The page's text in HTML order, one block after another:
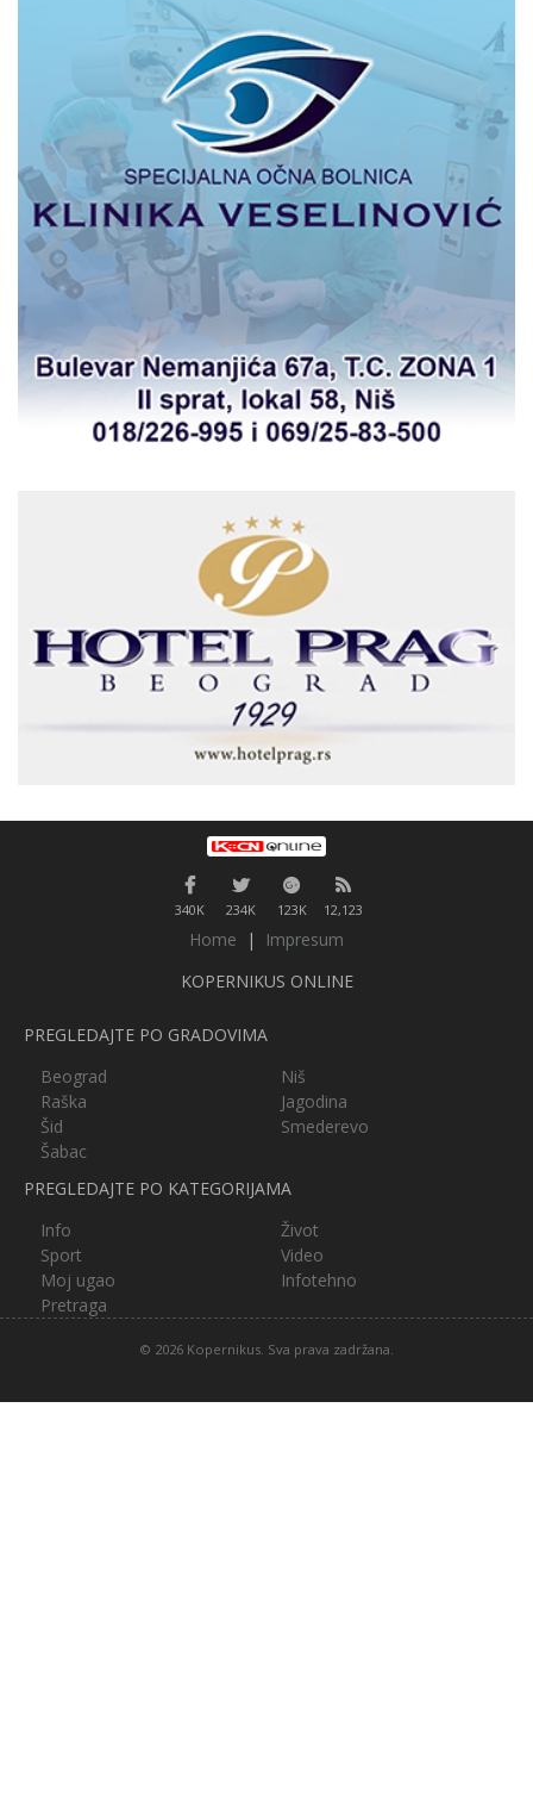
340K 234K 123K 12,123
Home |
Impresum
KOPERNIKUS ONLINE
PREGLEDAJTE PO GRADOVIMA
Beograd
Niš
Raška
Jagodina
Šid
Smederevo
Šabac
PREGLEDAJTE PO KATEGORIJAMA
Info
Život
Sport
Video
Moj ugao
Infotehno
Pretraga
© 2026 Kopernikus. Sva prava zadržana.